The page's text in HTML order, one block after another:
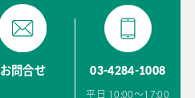
お問合せ 03-4284-1008
平日 10:00〜17:00